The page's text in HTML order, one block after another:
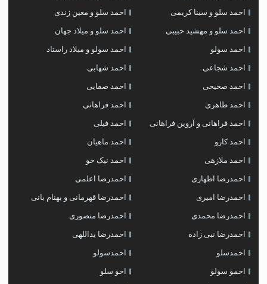
احمد سلو و سینا کریمی احمد سلو و معین زندی
احمد سلو و مهشید حبیبی احمد سلو و میلاد جهان
احمد سولو احمد سولو و میلاد راستاد
احمد شجاعی احمد شهابی
احمد صحیحی احمد صفایی
احمد طاهری احمد فراهانی
احمد فراهانی و آروین فراهانی احمد فیلی
احمد کارو احمد ماهیان
احمد ملازهی احمد نیک خو
احمدرضا اطهاری احمدرضا اعلمی
احمدرضا امیری احمدرضا قهرمانی و بهنام بانی
احمدرضا محمدی احمدرضا منصوری
احمدرضا نبی زاده احمدرضا یداللهی
احمدسلو احمدسولو
احمو سولو احو سلو